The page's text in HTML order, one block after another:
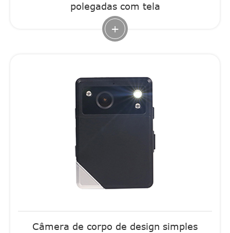
polegadas com tela
+
Câmera de corpo de design simples